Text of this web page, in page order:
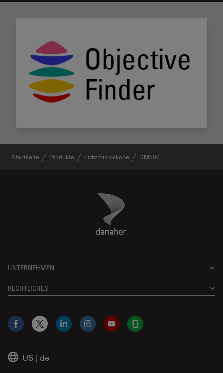
Startseite Produkte Lichtmikroskope DM500
Danaher Logo
UNTERNEHMEN
RECHTLICHES
US | de
Facebook
X LinkedInInstagramYouTubeGlassdoor